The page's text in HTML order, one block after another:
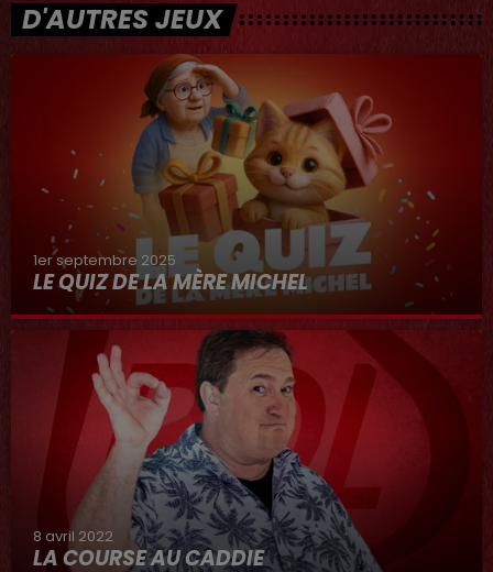
D'AUTRES JEUX
1er septembre 2025
LE QUIZ DE LA MÈRE MICHEL
8 avril 2022
LA COURSE AU CADDIE